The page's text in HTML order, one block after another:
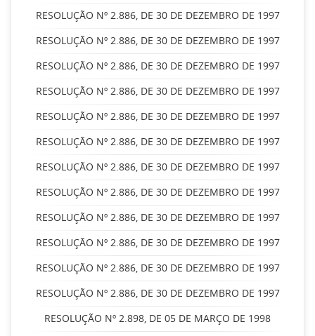
RESOLUÇÃO Nº 2.886, DE 30 DE DEZEMBRO DE 1997
RESOLUÇÃO Nº 2.886, DE 30 DE DEZEMBRO DE 1997
RESOLUÇÃO Nº 2.886, DE 30 DE DEZEMBRO DE 1997
RESOLUÇÃO Nº 2.886, DE 30 DE DEZEMBRO DE 1997
RESOLUÇÃO Nº 2.886, DE 30 DE DEZEMBRO DE 1997
RESOLUÇÃO Nº 2.886, DE 30 DE DEZEMBRO DE 1997
RESOLUÇÃO Nº 2.886, DE 30 DE DEZEMBRO DE 1997
RESOLUÇÃO Nº 2.886, DE 30 DE DEZEMBRO DE 1997
RESOLUÇÃO Nº 2.886, DE 30 DE DEZEMBRO DE 1997
RESOLUÇÃO Nº 2.886, DE 30 DE DEZEMBRO DE 1997
RESOLUÇÃO Nº 2.886, DE 30 DE DEZEMBRO DE 1997
RESOLUÇÃO Nº 2.886, DE 30 DE DEZEMBRO DE 1997
RESOLUÇÃO Nº 2.898, DE 05 DE MARÇO DE 1998